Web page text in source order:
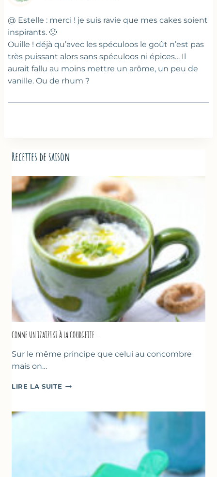
@ Estelle : merci ! je suis ravie que mes cakes soient
inspirants. 🙂
Ouille ! déjà qu’avec les spéculoos le goût n’est pas
très puissant alors sans spéculoos ni épices… Il
aurait fallu au moins mettre un arôme, un peu de
vanille. Ou de rhum ?
Recettes de saison
COMME UN TZATZIKI À LA COURGETTE…
Sur le même principe que celui au concombre
mais on…
LIRE LA SUITE COMME
À
COURGETTE…